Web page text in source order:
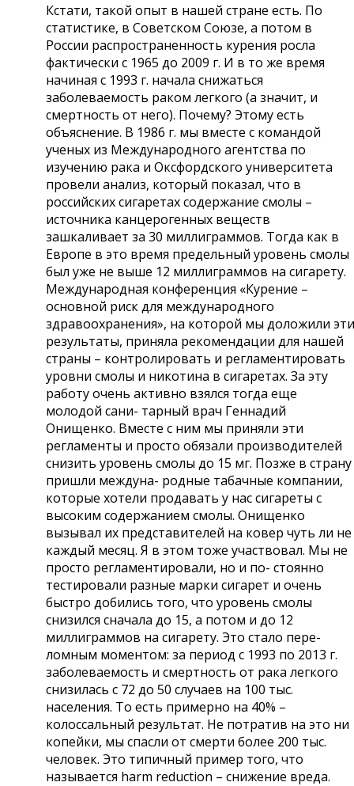
Кстати, такой опыт в нашей стране есть. По
статистике, в Советском Союзе, а потом в
России распространенность курения росла
фактически с 1965 до 2009 г. И в то же время
начиная с 1993 г. начала снижаться
заболеваемость раком легкого (а значит, и
смертность от него). Почему? Этому есть
объяснение. В 1986 г. мы вместе с командой
ученых из Международного агентства по
изучению рака и Оксфордского университета
провели анализ, который показал, что в
российских сигаретах содержание смолы –
источника канцерогенных веществ
зашкаливает за 30 миллиграммов. Тогда как в
Европе в это время предельный уровень смолы
был уже не выше 12 миллиграммов на сигарету.
Международная конференция «Курение –
основной риск для международного
здравоохранения», на которой мы доложили эти
результаты, приняла рекомендации для нашей
страны – контролировать и регламентировать
уровни смолы и никотина в сигаретах. За эту
работу очень активно взялся тогда еще
молодой сани- тарный врач Геннадий
Онищенко. Вместе с ним мы приняли эти
регламенты и просто обязали производителей
снизить уровень смолы до 15 мг. Позже в страну
пришли междуна- родные табачные компании,
которые хотели продавать у нас сигареты с
высоким содержанием смолы. Онищенко
вызывал их представителей на ковер чуть ли не
каждый месяц. Я в этом тоже участвовал. Мы не
просто регламентировали, но и по- стоянно
тестировали разные марки сигарет и очень
быстро добились того, что уровень смолы
снизился сначала до 15, а потом и до 12
миллиграммов на сигарету. Это стало пере-
ломным моментом: за период с 1993 по 2013 г.
заболеваемость и смертность от рака легкого
снизилась с 72 до 50 случаев на 100 тыс.
населения. То есть примерно на 40% –
колоссальный результат. Не потратив на это ни
копейки, мы спасли от смерти более 200 тыс.
человек. Это типичный пример того, что
называется harm reduction – снижение вреда.